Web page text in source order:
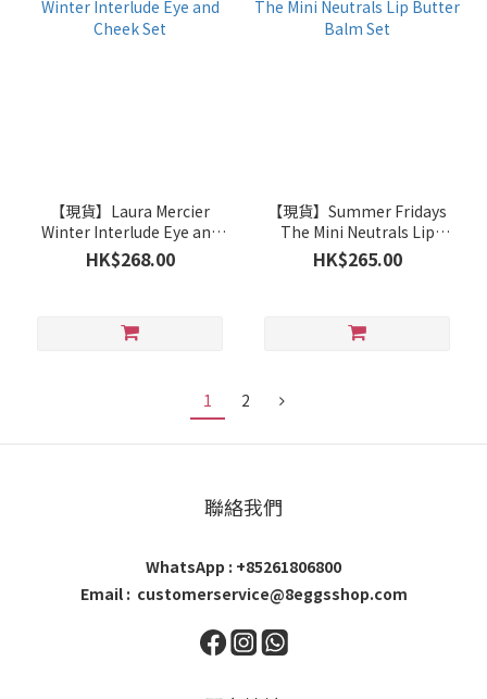
【現貨】Laura Mercier
Winter Interlude Eye and
Cheek Set
HK$268.00
【現貨】Summer Fridays
The Mini Neutrals Lip
Butter Balm Set
HK$265.00
1 2
聯絡我們
WhatsApp : +85261806800
Email : customerservice@8eggsshop.com